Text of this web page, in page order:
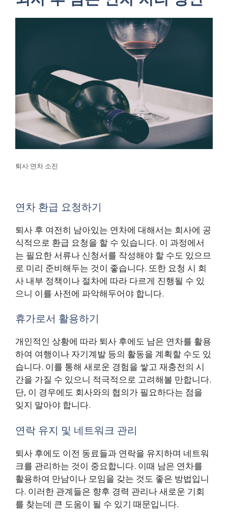
퇴사 연차 소진
연차 환급 요청하기
퇴사 후 여전히 남아있는 연차에 대해서는 회사에 공
식적으로 환급 요청을 할 수 있습니다. 이 과정에서
는 필요한 서류나 신청서를 작성해야 할 수도 있으므
로 미리 준비해두는 것이 좋습니다. 또한 요청 시 회
사 내부 정책이나 절차에 따라 다르게 진행될 수 있
으니 이를 사전에 파악해두어야 합니다.
휴가로서 활용하기
개인적인 상황에 따라 퇴사 후에도 남은 연차를 활용
하여 여행이나 자기계발 등의 활동을 계획할 수도 있
습니다. 이를 통해 새로운 경험을 쌓고 재충전의 시
간을 가질 수 있으니 적극적으로 고려해볼 만합니다.
단, 이 경우에도 회사와의 협의가 필요하다는 점을
잊지 말아야 합니다.
연락 유지 및 네트워크 관리
퇴사 후에도 이전 동료들과 연락을 유지하며 네트워
크를 관리하는 것이 중요합니다. 이때 남은 연차를
활용하여 만남이나 모임을 갖는 것도 좋은 방법입니
다. 이러한 관계들은 향후 경력 관리나 새로운 기회
를 찾는데 큰 도움이 될 수 있기 때문입니다.